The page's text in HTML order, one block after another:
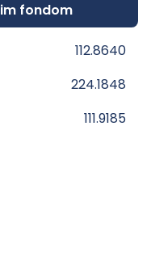
fondom
112.8640
224.1848
111.9185